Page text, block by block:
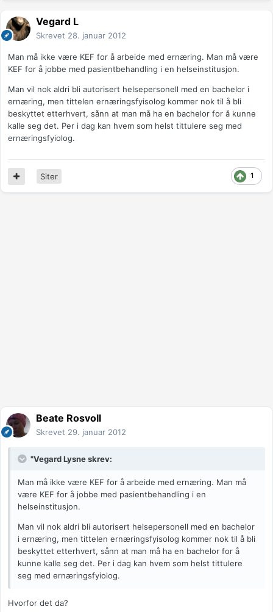
Vegard L
Skrevet 28. januar 2012
Man må ikke være KEF for å arbeide med ernæring. Man må være
KEF for å jobbe med pasientbehandling i en helseinstitusjon.
Man vil nok aldri bli autorisert helsepersonell med en bachelor i
ernæring, men tittelen ernæringsfyisolog kommer nok til å bli
beskyttet etterhvert, sånn at man må ha en bachelor for å kunne
kalle seg det. Per i dag kan hvem som helst tittulere seg med
ernæringsfyiolog.
1
Siter
Beate Rosvoll
Skrevet 29. januar 2012
"Vegard Lysne skrev:
Man må ikke være KEF for å arbeide med ernæring. Man må
være KEF for å jobbe med pasientbehandling i en
helseinstitusjon.
Man vil nok aldri bli autorisert helsepersonell med en bachelor
i ernæring, men tittelen ernæringsfyisolog kommer nok til å bli
beskyttet etterhvert, sånn at man må ha en bachelor for å
kunne kalle seg det. Per i dag kan hvem som helst tittulere
seg med ernæringsfyiolog.
Hvorfor det da?